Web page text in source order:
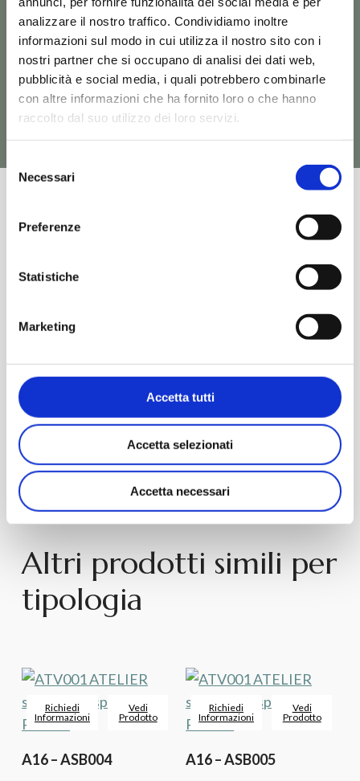
analizzare il nostro traffico. Condividiamo inoltre
informazioni sul modo in cui utilizza il nostro sito con i
nostri partner che si occupano di analisi dei dati web,
pubblicità e social media, i quali potrebbero combinarle
con altre informazioni che ha fornito loro o che hanno
raccolto dal suo utilizzo dei loro servizi.
delNecessari
Preferenze
Statistiche
Marketing
Accetta tutti
Accetta selezionati
Accetta necessari
collezione Atelier che
potrebbero interessarti
Vedi tutti i prodotti Atelier
Prodotto
Richiedi
Vedi
ATELIER – ATL001
Lavabi Appoggio
Richiedi
Vedi
ATELIER – ATL002
Lavabi Appoggio
Altri prodotti simili per
tipologia
Richiedi
Informazioni
Vedi
Prodotto
A16 – ASB004
Richiedi
Informazioni
Vedi
Prodotto
A16 – ASB005